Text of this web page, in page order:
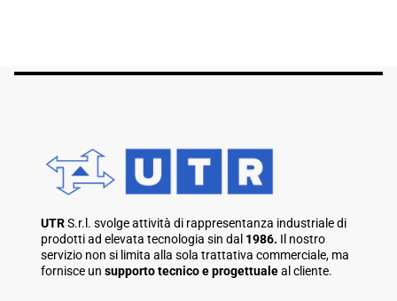
UTRS.r.l. svolge attività di rappresentanza industriale di
prodotti ad elevata tecnologia sin dal 1986. Il nostro
servizio non si limita alla sola trattativa commerciale, ma
fornisce un supporto tecnico e progettualeal cliente.